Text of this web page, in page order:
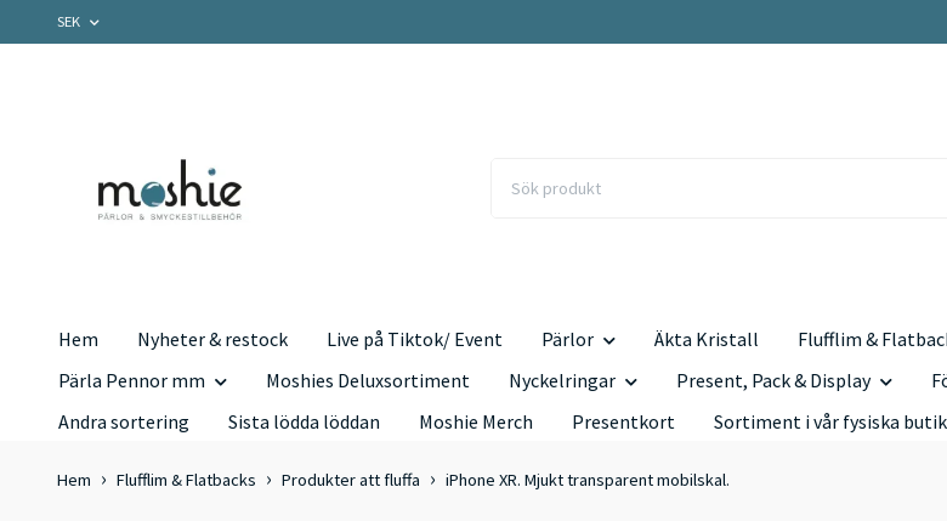
SEK
Hem Nyheter & restock Live på Tiktok/ Event Pärlor Äkta Kristall Flufflim &
Pärla Pennor mm
Moshies Deluxsortiment Nyckelringar Present, Pack & Display
Andra sortering
Sista lödda löddan Moshie Merch Presentkort Sortiment i vår fysiska butik
Hem Flufflim & Flatbacks Produkter att fluffa iPhone XR. Mjukt transparent mobilskal.